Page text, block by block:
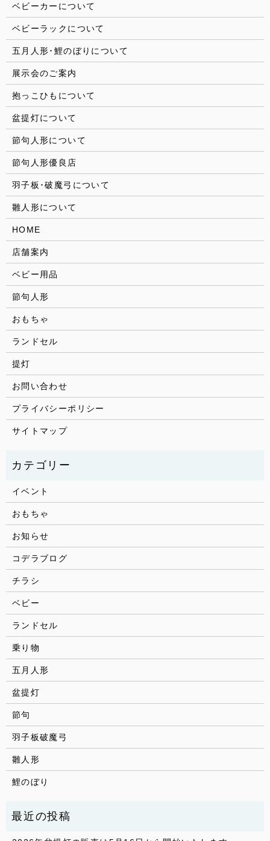
ベビーカーについて
ベビーラックについて
五月人形･鯉のぼりについて
展示会のご案内
抱っこひもについて
盆提灯について
節句人形について
節句人形優良店
羽子板･破魔弓について
雛人形について
HOME
店舗案内
ベビー用品
節句人形
おもちゃ
ランドセル
提灯
お問い合わせ
プライバシーポリシー
サイトマップ
イベント
おもちゃ
お知らせ
コデラブログ
チラシ
ベビー
ランドセル
乗り物
五月人形
盆提灯
節句
羽子板破魔弓
雛人形
鯉のぼり